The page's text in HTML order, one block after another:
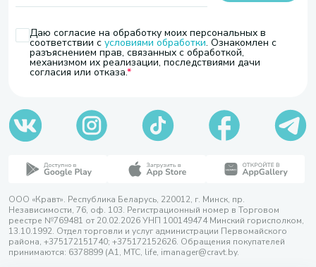
Даю согласие на обработку моих персональных в
соответствии с условиями обработки. Ознакомлен с
разъяснением прав, связанных с обработкой,
механизмом их реализации, последствиями дачи
согласия или отказа.
ООО «Кравт». Республика Беларусь, 220012, г. Минск, пр.
Независимости, 76, оф. 103. Регистрационный номер в Торговом
реестре №769481 от 20.02.2026 УНП 100149474 Минский горисполком,
13.10.1992. Отдел торговли и услуг администрации Первомайского
района, +375172151740; +375172152626. Обращения покупателей
принимаются: 6378899 (А1, МТС, life, imanager@cravt.by.